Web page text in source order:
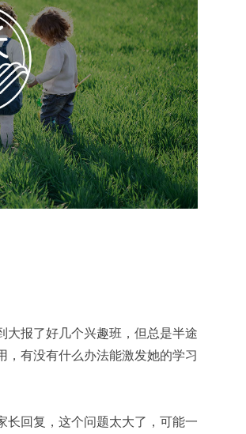
大报了好几个兴趣班，但总是半途
，有没有什么办法能激发她的学习
长回复，这个问题太大了，可能一